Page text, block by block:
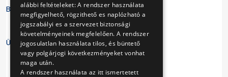
Budapest, 2018. június 27.
Üdvözlettel: Bolla Tibor
elnök-vezérigazgató
alábbi feltételeket: A rendszer használata
megfigyelhető, rögzithető es naplózható a
jogszabályi es a szervezet biztonsági
követelményeinek megfelelően. A rendszer
jogosulatlan használata tilos, és büntető
vagy polgárjogi következményeket vonhat
maga után.
A rendszer használata az itt ismertetett